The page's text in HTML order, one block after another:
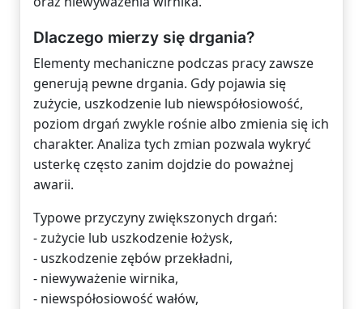
Dlaczego mierzy się drgania?
Elementy mechaniczne podczas pracy zawsze
generują pewne drgania. Gdy pojawia się
zużycie, uszkodzenie lub niewspółosiowość,
poziom drgań zwykle rośnie albo zmienia się ich
charakter. Analiza tych zmian pozwala wykryć
usterkę często zanim dojdzie do poważnej
awarii.
Typowe przyczyny zwiększonych drgań:
- zużycie lub uszkodzenie łożysk,
- uszkodzenie zębów przekładni,
- niewyważenie wirnika,
- niewspółosiowość wałów,